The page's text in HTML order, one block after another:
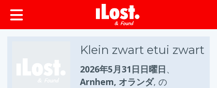
ップ
Klein zwart etui zwart
2026年5月31日日曜日、
Arnhem, オランダ, の